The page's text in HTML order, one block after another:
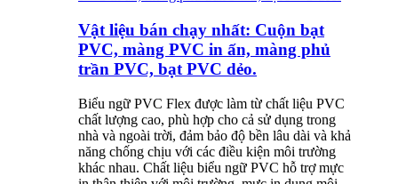
Vật liệu bán chạy nhất: Cuộn bạt
PVC, màng PVC in ấn, màng phủ
trần PVC, bạt PVC dẻo.
Biểu ngữ PVC Flex được làm từ chất liệu PVC
chất lượng cao, phù hợp cho cả sử dụng trong
nhà và ngoài trời, đảm bảo độ bền lâu dài và khả
năng chống chịu với các điều kiện môi trường
khác nhau. Chất liệu biểu ngữ PVC hỗ trợ mực